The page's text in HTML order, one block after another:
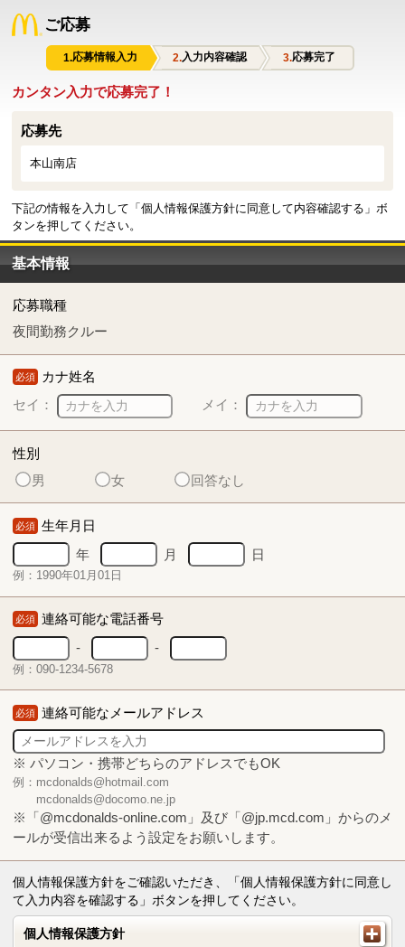
ご応募
応募情報入力 入力内容確認 応募完了
カンタン入力で応募完了！
応募先
本山南店
下記の情報を入力して「個人情報保護方針に同意して内容確認する」ボ
タンを押してください。
基本情報
応募職種
夜間勤務クルー
必須 カナ姓名
セイ：
メイ：
性別
男
女 回答なし
必須 生年月日
年
月 日
例：1990年01月01日
必須 連絡可能な電話番号
-
-
例：090-1234-5678
必須 連絡可能なメールアドレス
※ パソコン・携帯どちらのアドレスでもOK
例：mcdonalds@hotmail.com
mcdonalds@docomo.ne.jp
※「@mcdonalds-online.com」及び「@jp.mcd.com」からのメ
ールが受信出来るよう設定をお願いします。
個人情報保護方針をご確認いただき、「個人情報保護方針に同意し
て入力内容を確認する」ボタンを押してください。
個人情報保護方針